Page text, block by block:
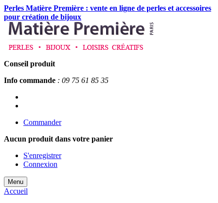
Perles Matière Première : vente en ligne de perles et accessoires
pour création de bijoux
Conseil produit
Info commande : 09 75 61 85 35
Commander
Aucun produit dans votre panier
S'enregistrer
Connexion
Menu
Accueil